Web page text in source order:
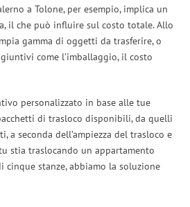
a Tolone, per esempio, implica un
il che può influire sul costo totale. Allo
gamma di oggetti da trasferire, o
come l’imballaggio, il costo
personalizzato in base alle tue
di trasloco disponibili, da quelli
a seconda dell’ampiezza del trasloco e
stia traslocando un appartamento
cinque stanze, abbiamo la soluzione